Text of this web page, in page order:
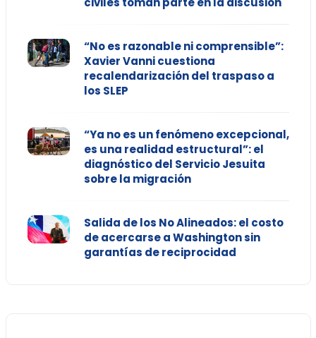
“No es razonable ni comprensible”:
Xavier Vanni cuestiona
recalendarización del traspaso a
los SLEP
“Ya no es un fenómeno excepcional,
es una realidad estructural”: el
diagnóstico del Servicio Jesuita
sobre la migración
Salida de los No Alineados: el costo
de acercarse a Washington sin
garantías de reciprocidad